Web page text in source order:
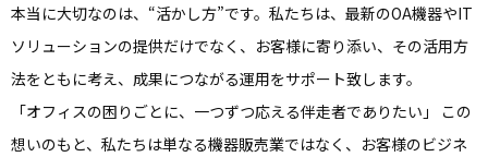
本当に大切なのは、“活かし方”です。私たちは、最新のOA機器やIT
ソリューションの提供だけでなく、お客様に寄り添い、その活用方
法をともに考え、成果につながる運用をサポート致します。
「オフィスの困りごとに、一つずつ応える伴走者でありたい」 この
想いのもと、私たちは単なる機器販売業ではなく、お客様のビジネ